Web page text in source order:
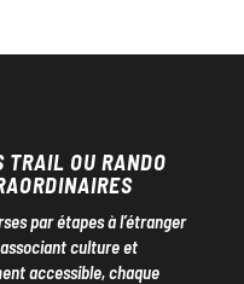
TRAIL OU RANDO
par étapes à l’étranger
culture et
accessible, chaque